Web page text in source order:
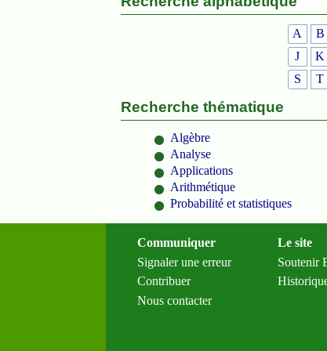
A B
J
K
S
T
Recherche thématique
Algèbre
Analyse
Applications
Arithmétique
Probabilité et statistiques
Communiquer
Signaler une erreur
Contribuer
Nous contacter
Le site
Soutenir